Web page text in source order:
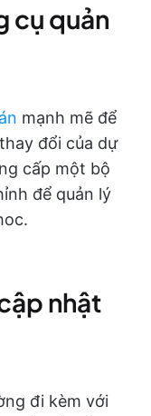
cụ quản
mạnh mẽ để
đổi của dự
cấp một bộ
để quản lý
nhật
đi kèm với